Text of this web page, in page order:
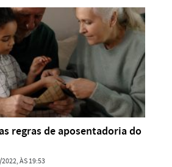
regras de aposentadoria do
ÀS 19:53